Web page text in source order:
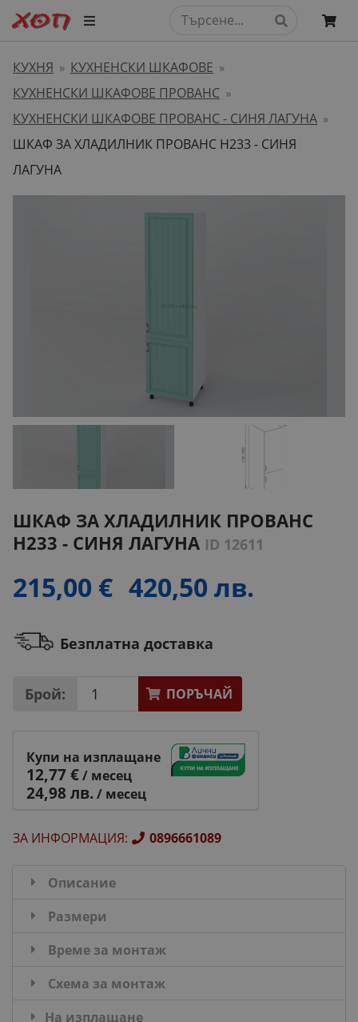
КУХНЯ » КУХНЕНСКИ ШКАФОВЕ »
КУХНЕНСКИ ШКАФОВЕ ПРОВАНС »
КУХНЕНСКИ ШКАФОВЕ ПРОВАНС - СИНЯ ЛАГУНА »
ШКАФ ЗА ХЛАДИЛНИК ПРОВАНС H233 - СИНЯ
ЛАГУНА
ШКАФ ЗА ХЛАДИЛНИК ПРОВАНС
H233 - СИНЯ ЛАГУНА ID 12611
215,00 € 420,50 лв.
Безплатна доставка
Брой: ПОРЪЧАЙ
Купи на изплащане
12,77 €/ месец
24,98 лв./ месец
ЗА ИНФОРМАЦИЯ: 0896661089
Описание
Размери
Време за монтаж
Схема за монтаж
На изплащане